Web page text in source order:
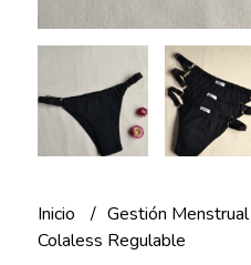
Inicio Gestión Menstrual
Colaless Regulable